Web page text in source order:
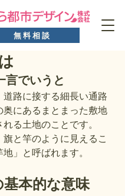
無料相談
言でいうと
道路に接する細長い通路
奥にあるまとまった敷地
る土地のことです。
と竿のように見えるこ
」と呼ばれます。
本的な意味